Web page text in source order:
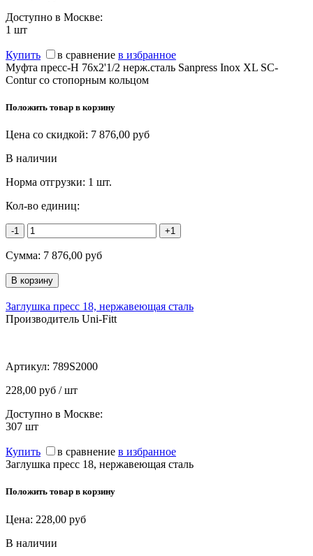
Доступно в Москве:
1 шт
Купить в сравнение в избранное
Муфта пресс-Н 76х2'1/2 нерж.сталь Sanpress Inox XL SC-
Contur со стопорным кольцом
Положить товар в корзину
Цена со скидкой: 7 876,00 руб
В наличии
Норма отгрузки: 1 шт.
Кол-во единиц:
-1 +1
Сумма: 7 876,00 руб
Заглушка пресс 18, нержавеющая сталь
Производитель Uni-Fitt
Артикул: 789S2000
228,00 руб / шт
Доступно в Москве:
307 шт
Купить в сравнение в избранное
Заглушка пресс 18, нержавеющая сталь
Положить товар в корзину
Цена: 228,00 руб
В наличии